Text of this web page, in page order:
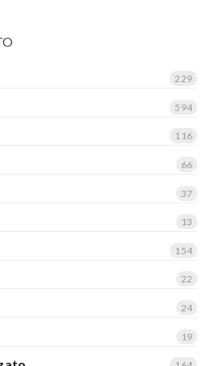
229
594
116
66
37
13
154
22
24
19